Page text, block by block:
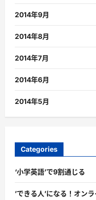
2014年9月
2014年8月
2014年7月
2014年6月
2014年5月
Categories
‘小学英語’で9割通じる
’できる人’になる！オン